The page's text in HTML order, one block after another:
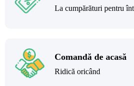
La cumpărături pentru
Comandă de acasă
Ridică oricând